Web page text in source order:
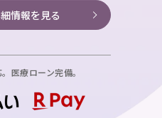
情報を見る
医療ローン完備。